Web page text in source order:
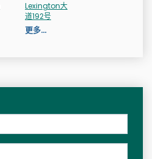
Lexington大
道192号
更多…